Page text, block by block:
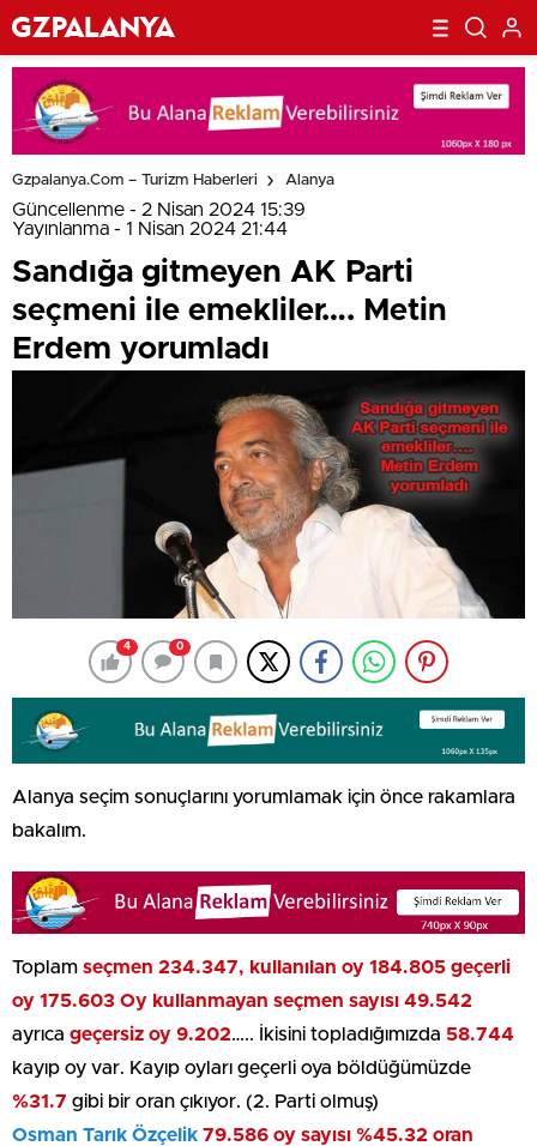
Gzpalanya.com – Turizm Haberleri Alanya
Güncellenme - 2 Nisan 2024 15:39
Yayınlanma - 1 Nisan 2024 21:44
Sandığa gitmeyen AK Parti
seçmeni ile emekliler…. Metin
Erdem yorumladı
4 0
Alanya seçim sonuçlarını yorumlamak için önce rakamlara
bakalım.
Toplam seçmen 234.347, kullanılan oy 184.805 geçerli
oy 175.603 Oy kullanmayan seçmen sayısı 49.542
ayrıca geçersiz oy 9.202….. İkisini topladığımızda 58.744
kayıp oy var. Kayıp oyları geçerli oya böldüğümüzde
%31.7 gibi bir oran çıkıyor. (2. Parti olmuş)
Osman Tarık Özçelik 79.586 oy sayısı %45.32 oran